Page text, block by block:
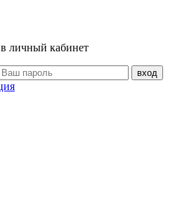
в личный кабинет
вход